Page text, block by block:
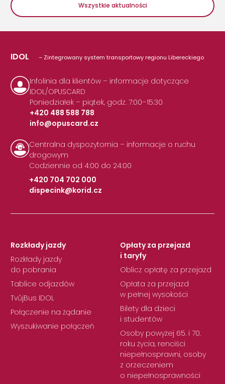
Wszystkie aktualności
IDOL – Zintegrowany system transportowy regionu Libereckiego
Infolinia dla klientów – informacje dotyczące
IDOL/OPUSCARD
Poniedziałek – piątek, godz. 7:00–15:30
+420 488 588 788
|
info@opuscard.cz
Centralna dyspozytornia – informacje o ruchu
drogowym
Codziennie od 4:00 do 24:00
+420 704 702 000
|
dispecink@korid.cz
Rozkłady jazdy
Rozkłady jazdy
do pobrania
Tablice odjazdów
TvůjBus IDOL
Połączenie na żądanie
Wyszukiwanie połączeń
Opłaty za przejazd
i taryfy
Oblicz opłatę za przejazd
Opłata za przejazd
w pełnej wysokości
Bilety dla dzieci
i studentów
Osoby powyżej 65. i 70.
roku życia, renciści
niepełnosprawni, osoby
z orzeczeniem
o niepełnosprawności